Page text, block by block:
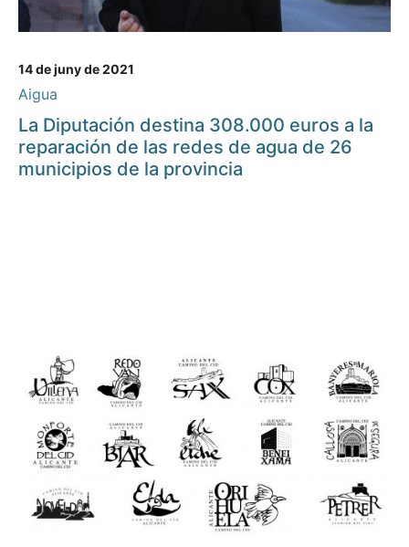
14 de juny de 2021
Aigua
La Diputación destina 308.000 euros a la
reparación de las redes de agua de 26
municipios de la provincia